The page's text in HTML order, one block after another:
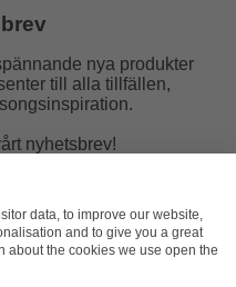
nya produkter
till alla tillfällen,
nyhetsbrev!
data, to improve our website,
and to give you a great
about the cookies we use open the